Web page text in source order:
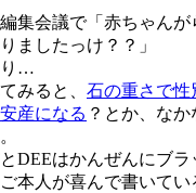
集会議で「赤ちゃんが
ましたっけ？？」
り…
みると、 石の重さで性
産になる ？とか、な
DEEはかんぜんにブラ
本人が喜んで書いて